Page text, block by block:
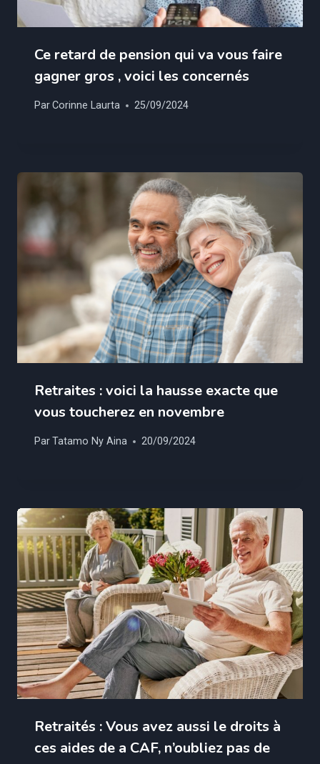
Ce retard de pension qui va vous faire
gagner gros , voici les concernés
ParCorinne Laurta 25/09/2024
Retraites : voici la hausse exacte que
vous toucherez en novembre
ParTatamo Ny Aina 20/09/2024
Retraités : Vous avez aussi le droits à
ces aides de a CAF, n’oubliez pas de